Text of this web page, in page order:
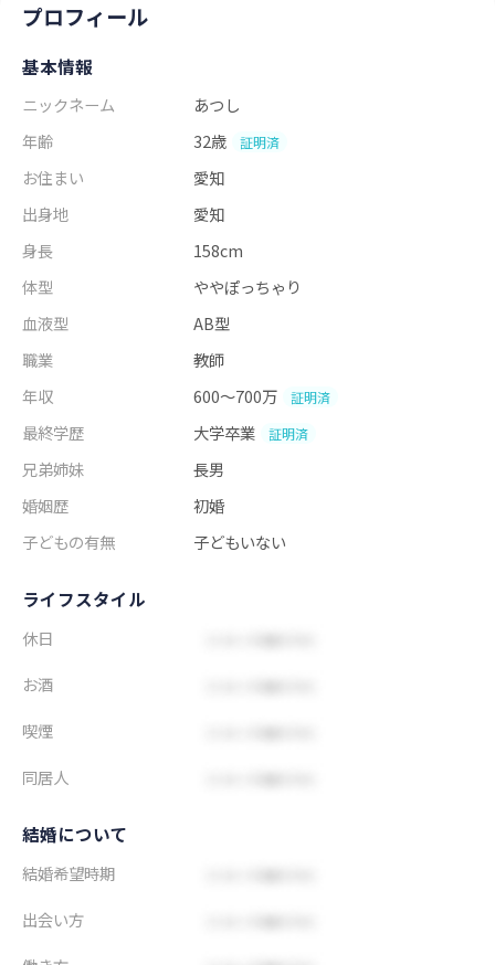
プロフィール
基本情報
ニックネーム
あつし
年齢
32歳 証明済
お住まい
愛知
出身地
愛知
身長
158cm
体型
ややぽっちゃり
血液型
AB型
職業
教師
年収
600～700万 証明済
最終学歴 大学卒業 証明済
兄弟姉妹
長男
婚姻歴
初婚
子どもの有無
子どもいない
ライフスタイル
休日
お酒
喫煙
同居人
結婚について
結婚希望時期
出会い方